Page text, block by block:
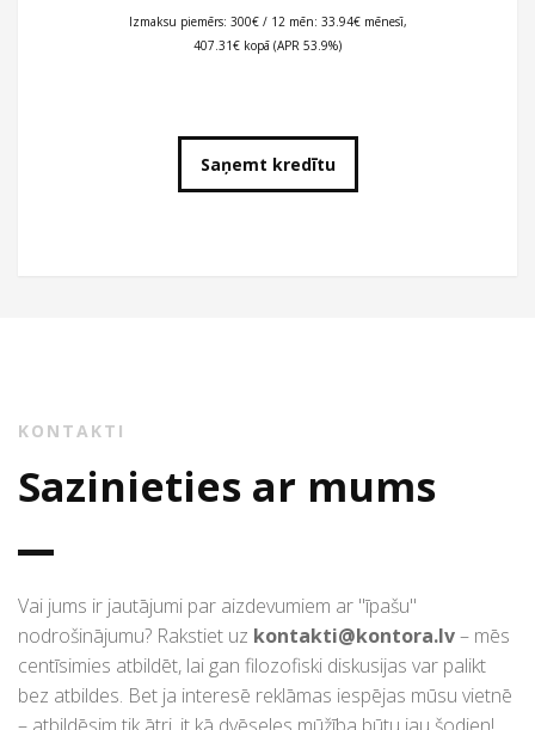
Izmaksu piemērs: 300€ / 12 mēn: 33.94€ mēnesī,
407.31€ kopā (APR 53.9%)
Saņemt kredītu
KONTAKTI
Sazinieties ar mums
Vai jums ir jautājumi par aizdevumiem ar "īpašu"
nodrošinājumu? Rakstiet uz kontakti@kontora.lv– mēs
centīsimies atbildēt, lai gan filozofiski diskusijas var palikt
bez atbildes. Bet ja interesē reklāmas iespējas mūsu vietnē